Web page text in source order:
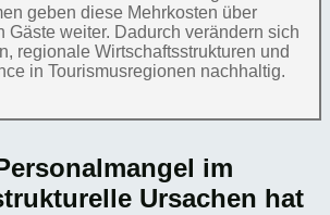
geben diese Mehrkosten über
Gäste weiter. Dadurch verändern sich
regionale Wirtschaftsstrukturen und
in Tourismusregionen nachhaltig.
im
Ursachen hat